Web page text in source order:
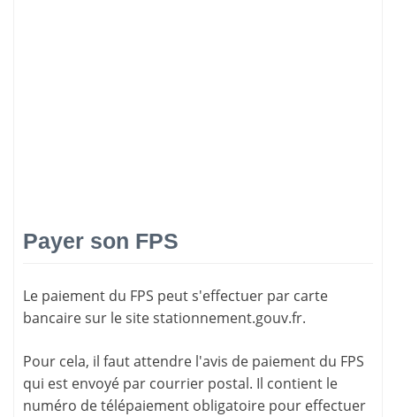
Payer son FPS
Le paiement du FPS peut s'effectuer par carte
bancaire sur le sitestationnement.gouv.fr.
Pour cela, il faut attendre l'avis de paiement du FPS
qui est envoyé par courrier postal. Il contient le
numéro de télépaiement obligatoire pour effectuer